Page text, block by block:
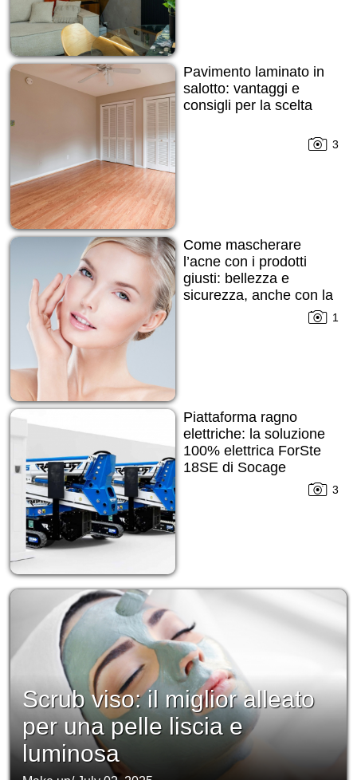
Pavimento laminato in
salotto: vantaggi e
consigli per la scelta
3
Come mascherare
l’acne con i prodotti
giusti: bellezza e
sicurezza, anche con la
1
Piattaforma ragno
elettriche: la soluzione
100% elettrica ForSte
18SE di Socage
3
Scrub viso: il miglior alleato
per una pelle liscia e
luminosa